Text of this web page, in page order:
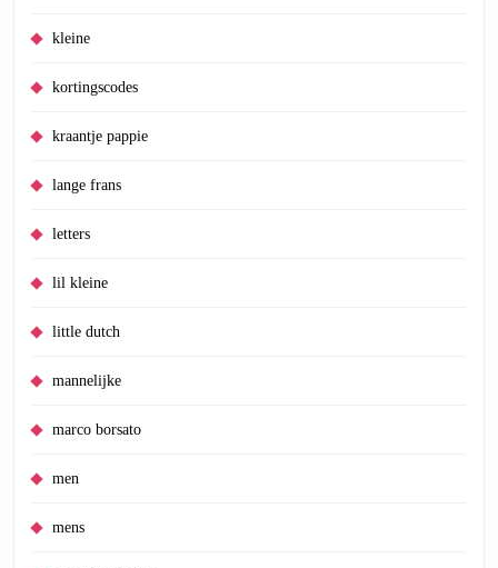
kleine
kortingscodes
kraantje pappie
lange frans
letters
lil kleine
little dutch
mannelijke
marco borsato
men
mens